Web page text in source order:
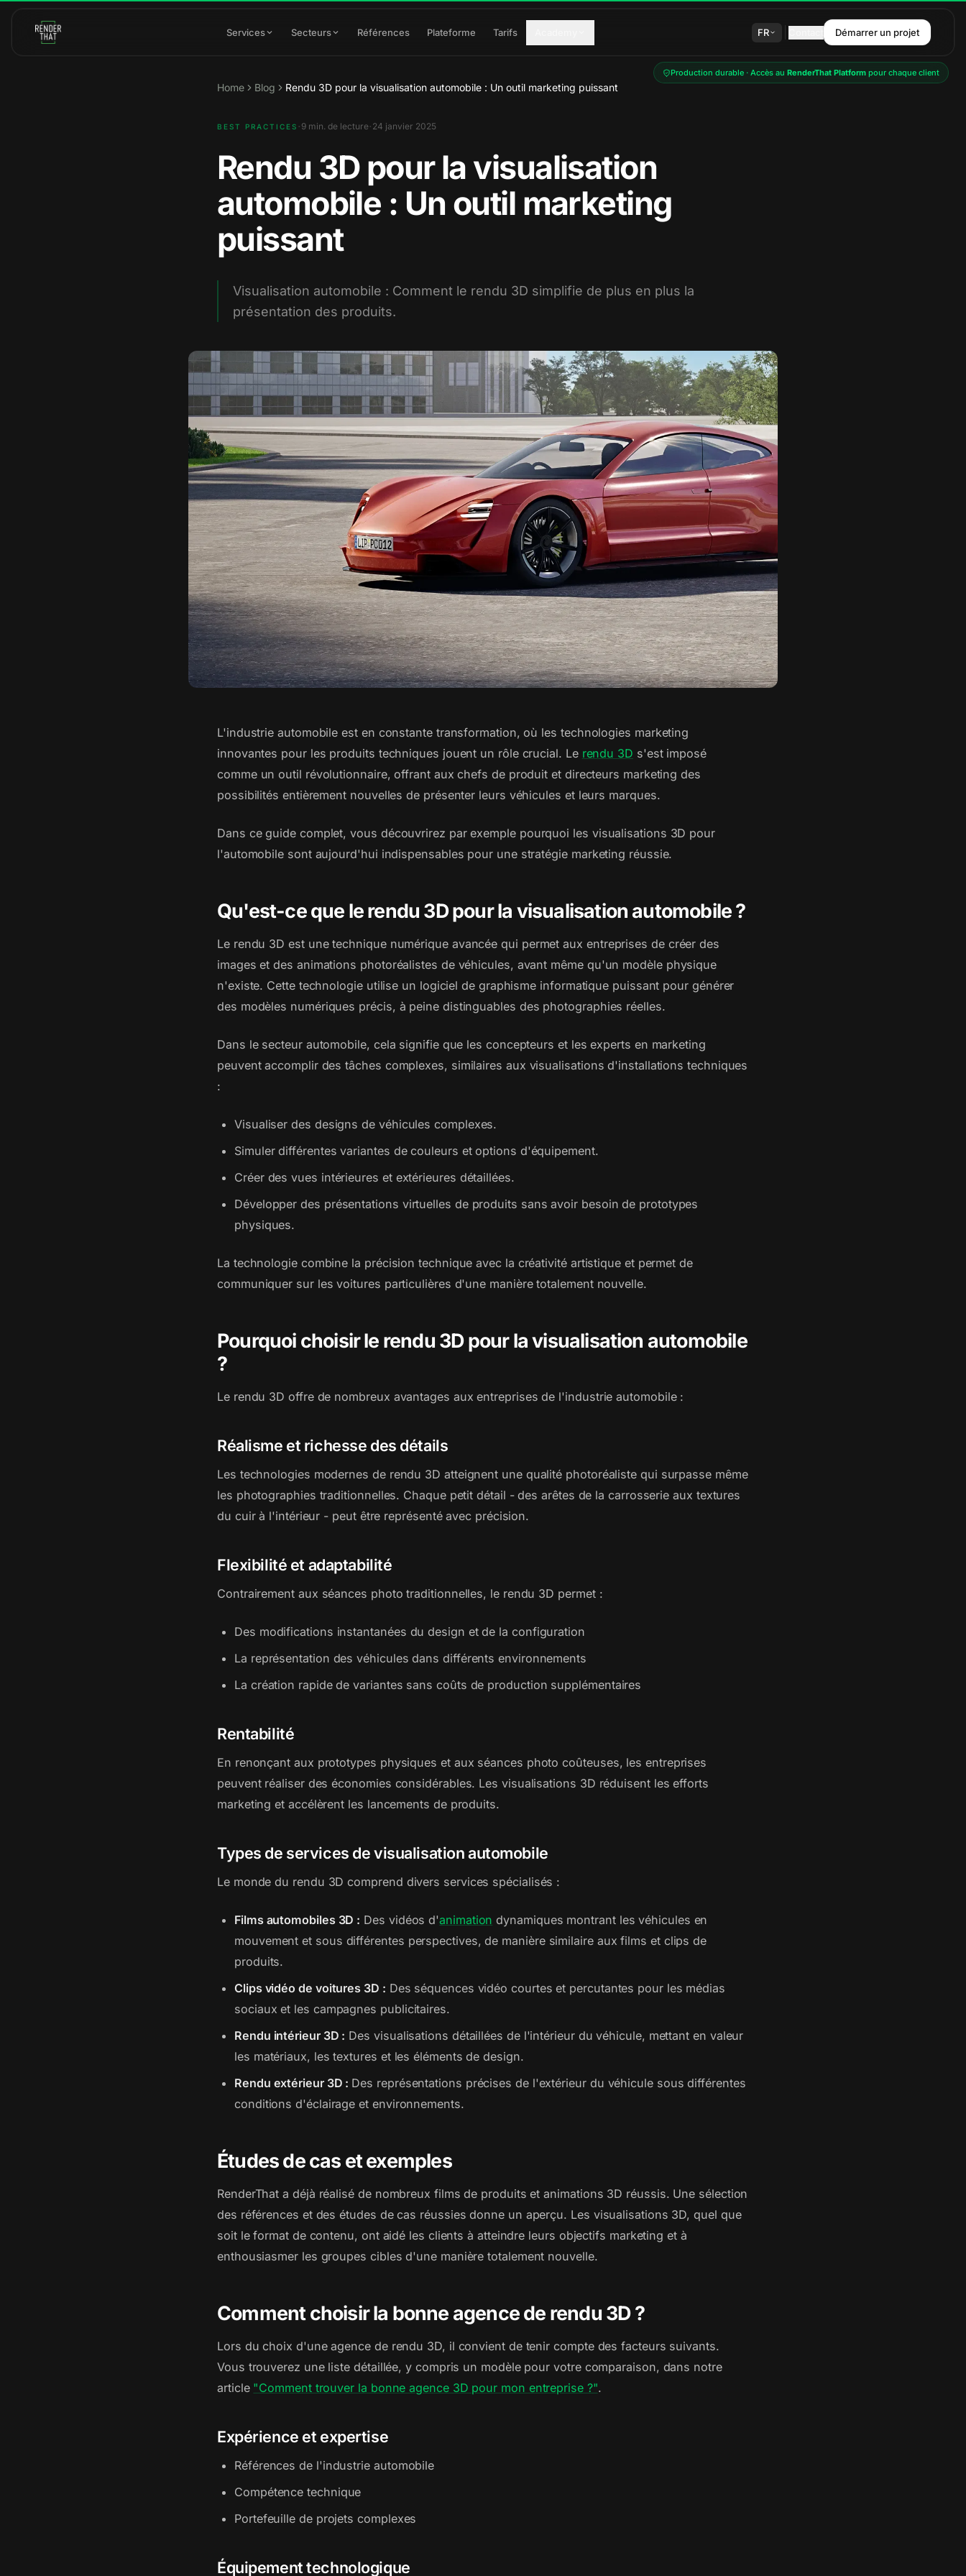
Services Secteurs Références Plateforme Tarifs FR Démarrer un projet
Production durable · Accès au RenderThat Platform pour chaque client
Home Blog Rendu 3D pour la visualisation automobile : Un outil marketing puissant
BEST PRACTICES · 9 min. de lecture· 24 janvier 2025
Rendu 3D pour la visualisation
automobile : Un outil marketing
puissant
Visualisation automobile : Comment le rendu 3D simplifie de plus en plus la
présentation des produits.
L'industrie automobile est en constante transformation, où les technologies marketing
innovantes pour les produits techniques jouent un rôle crucial. Le rendu 3D s'est imposé
comme un outil révolutionnaire, offrant aux chefs de produit et directeurs marketing des
possibilités entièrement nouvelles de présenter leurs véhicules et leurs marques.
Dans ce guide complet, vous découvrirez par exemple pourquoi les visualisations 3D pour
l'automobile sont aujourd'hui indispensables pour une stratégie marketing réussie.
Qu'est-ce que le rendu 3D pour la visualisation automobile ?
Le rendu 3D est une technique numérique avancée qui permet aux entreprises de créer des
images et des animations photoréalistes de véhicules, avant même qu'un modèle physique
n'existe. Cette technologie utilise un logiciel de graphisme informatique puissant pour générer
des modèles numériques précis, à peine distinguables des photographies réelles.
Dans le secteur automobile, cela signifie que les concepteurs et les experts en marketing
peuvent accomplir des tâches complexes, similaires aux visualisations d'installations techniques
:
Visualiser des designs de véhicules complexes.
Simuler différentes variantes de couleurs et options d'équipement.
Créer des vues intérieures et extérieures détaillées.
Développer des présentations virtuelles de produits sans avoir besoin de prototypes
physiques.
La technologie combine la précision technique avec la créativité artistique et permet de
communiquer sur les voitures particulières d'une manière totalement nouvelle.
Pourquoi choisir le rendu 3D pour la visualisation automobile
?
Le rendu 3D offre de nombreux avantages aux entreprises de l'industrie automobile :
Réalisme et richesse des détails
Les technologies modernes de rendu 3D atteignent une qualité photoréaliste qui surpasse même
les photographies traditionnelles. Chaque petit détail - des arêtes de la carrosserie aux textures
du cuir à l'intérieur - peut être représenté avec précision.
Flexibilité et adaptabilité
Contrairement aux séances photo traditionnelles, le rendu 3D permet :
Des modifications instantanées du design et de la configuration
La représentation des véhicules dans différents environnements
La création rapide de variantes sans coûts de production supplémentaires
Rentabilité
En renonçant aux prototypes physiques et aux séances photo coûteuses, les entreprises
peuvent réaliser des économies considérables. Les visualisations 3D réduisent les efforts
marketing et accélèrent les lancements de produits.
Types de services de visualisation automobile
Le monde du rendu 3D comprend divers services spécialisés :
Films automobiles 3D : Des vidéos d'animation dynamiques montrant les véhicules en
mouvement et sous différentes perspectives, de manière similaire aux films et clips de
produits.
Clips vidéo de voitures 3D : Des séquences vidéo courtes et percutantes pour les médias
sociaux et les campagnes publicitaires.
Rendu intérieur 3D : Des visualisations détaillées de l'intérieur du véhicule, mettant en valeur
les matériaux, les textures et les éléments de design.
Rendu extérieur 3D : Des représentations précises de l'extérieur du véhicule sous différentes
conditions d'éclairage et environnements.
Études de cas et exemples
RenderThat a déjà réalisé de nombreux films de produits et animations 3D réussis. Une sélection
des références et des études de cas réussies donne un aperçu. Les visualisations 3D, quel que
soit le format de contenu, ont aidé les clients à atteindre leurs objectifs marketing et à
enthousiasmer les groupes cibles d'une manière totalement nouvelle.
Comment choisir la bonne agence de rendu 3D ?
Lors du choix d'une agence de rendu 3D, il convient de tenir compte des facteurs suivants.
Vous trouverez une liste détaillée, y compris un modèle pour votre comparaison, dans notre
article "Comment trouver la bonne agence 3D pour mon entreprise ?".
Expérience et expertise
Références de l'industrie automobile
Compétence technique
Portefeuille de projets complexes
Équipement technologique